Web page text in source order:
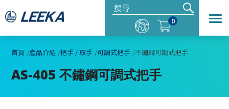
0
首頁 產品介紹 把手 / 取手 可調式把手 不鏽鋼可調式把手
AS-405 不鏽鋼可調式把手